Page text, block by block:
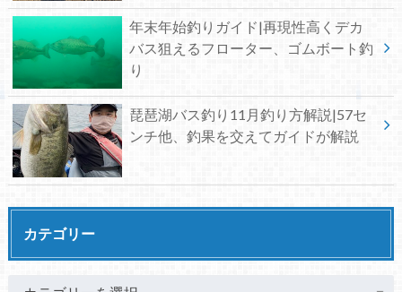
年末年始釣りガイド|再現性高くデカ
バス狙えるフローター、ゴムボート釣
り
琵琶湖バス釣り11月釣り方解説|57セ
ンチ他、釣果を交えてガイドが解説
カテゴリー